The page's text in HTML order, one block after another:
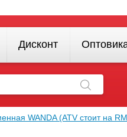
Дисконт
WANDA (АТV стоит на